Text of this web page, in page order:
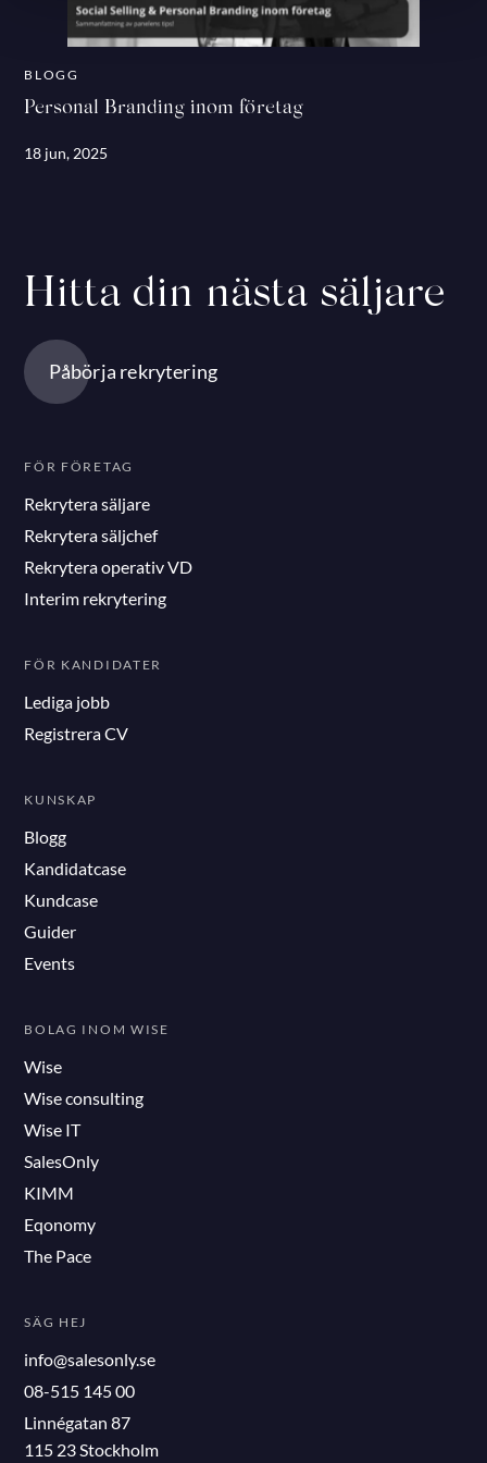
BLOGG
Personal Branding inom företag
18 jun, 2025
Hitta din nästa säljare
Påbörja rekrytering
FÖR FÖRETAG
Rekrytera säljare
Rekrytera säljchef
Rekrytera operativ VD
Interim rekrytering
FÖR KANDIDATER
Lediga jobb
Registrera CV
KUNSKAP
Blogg
Kandidatcase
Kundcase
Guider
Events
BOLAG INOM WISE
Wise
Wise consulting
Wise IT
SalesOnly
KIMM
Eqonomy
The Pace
SÄG HEJ
info@salesonly.se
08-515 145 00
Linnégatan 87
115 23 Stockholm